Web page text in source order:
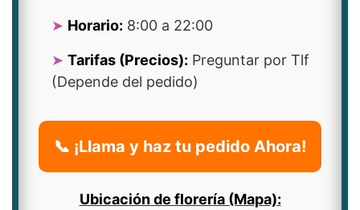
Horario: 8:00 a 22:00
Tarifas (Precios): Preguntar por Tlf
(Depende del pedido)
📞 ¡Llama y haz tu pedido Ahora!
Ubicación de florería (Mapa):